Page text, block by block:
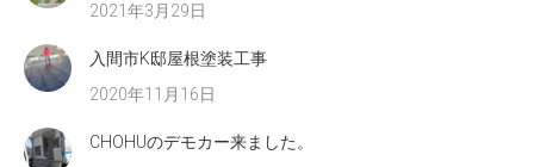
2021年3月29日
入間市K邸屋根塗装工事
2020年11月16日
CHOHUのデモカー来ました。